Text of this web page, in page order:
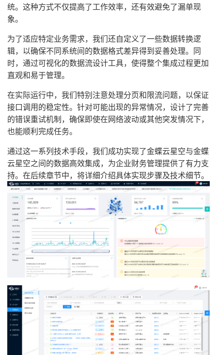
统。这种方式不仅提高了工作效率，还有效避免了漏单现
象。
为了适应特定业务需求，我们还自定义了一些数据转换逻
辑，以确保不同系统间的数据格式差异得到妥善处理。同
时，通过可视化的数据流设计工具，使得整个集成过程更加
直观和易于管理。
在实际运行中，我们特别注意处理分页和限流问题，以保证
接口调用的稳定性。针对可能出现的异常情况，设计了完善
的错误重试机制，确保即使在网络波动或其他突发情况下，
也能顺利完成任务。
通过这一系列技术手段，我们成功实现了金蝶云星空与金蝶
云星空之间的数据高效集成，为企业财务管理提供了有力支
持。在后续章节中，将详细介绍具体实现步骤及技术细节。